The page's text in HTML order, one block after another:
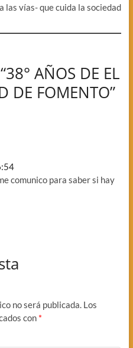
las vías- que cuida la sociedad
AÑOS DE EL
DE FOMENTO”
comunico para saber si hay
no será publicada. Los
con *